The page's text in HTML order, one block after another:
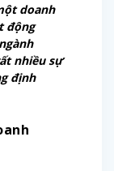
doanh
động
nhiều sự
định